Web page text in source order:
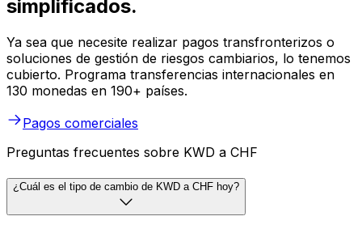
simplificados.
Ya sea que necesite realizar pagos transfronterizos o
soluciones de gestión de riesgos cambiarios, lo tenemos
cubierto. Programa transferencias internacionales en
130 monedas en 190+ países.
Pagos comerciales
Preguntas frecuentes sobre KWD a CHF
¿Cuál es el tipo de cambio de KWD a CHF hoy?